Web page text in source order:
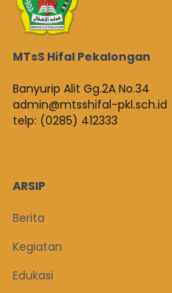
MTsS Hifal Pekalongan
Banyurip Alit Gg.2A No.34
admin@mtsshifal-pkl.sch.id
telp: (0285) 412333
ARSIP
Berita
Kegiatan
Edukasi